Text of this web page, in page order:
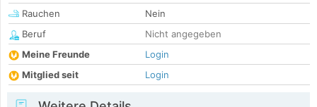
Rauchen
Nein
Beruf
Nicht angegeben
Meine Freunde
Login
Mitglied seit
Login